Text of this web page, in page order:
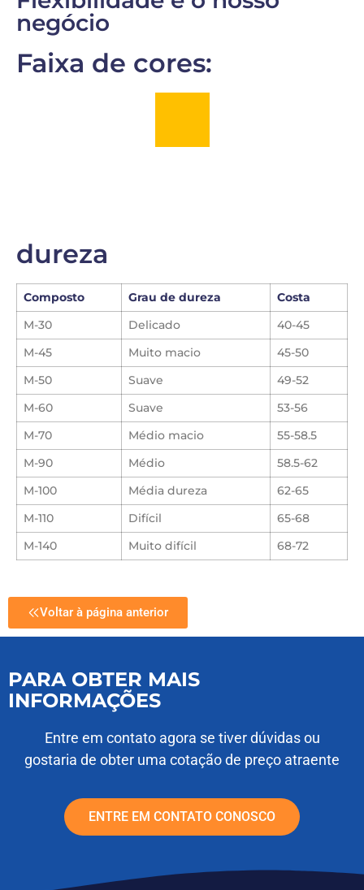
negócio
Faixa de cores:
dureza
Composto Grau de dureza
Costa
M-30
Delicado
40-45
M-45
Muito macio
45-50
M-50
Suave
49-52
M-60
Suave
53-56
M-70
Médio macio
55-58.5
M-90
Médio
58.5-62
M-100
Média dureza
62-65
M-110
Difícil
65-68
M-140
Muito difícil 68-72
Voltar à página anterior
PARA OBTER MAIS
INFORMAÇÕES
Entre em contato agora se tiver dúvidas ou
gostaria de obter uma cotação de preço atraente
ENTRE EM CONTATO CONOSCO